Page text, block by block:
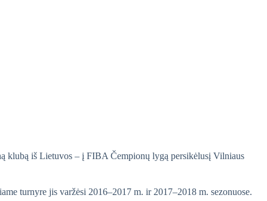
klubą iš Lietuvos – į FIBA Čempionų lygą persikėlusį Vilniaus
turnyre jis varžėsi 2016–2017 m. ir 2017–2018 m. sezonuose.